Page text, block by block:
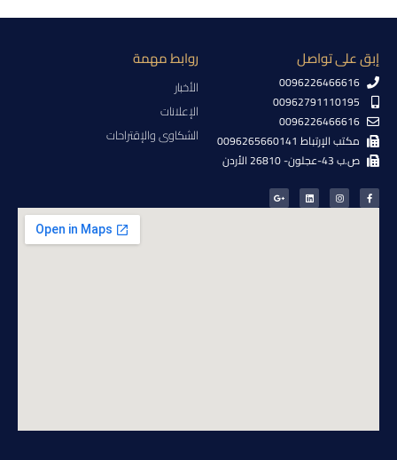
إبق على تواصل
0096226466616
00962791110195
0096226466616
مكتب الإرتباط 0096265660141
ص.ب 43-عجلون- 26810 الأردن
روابط مهمة
الأخبار
الإعلانات
الشكاوى والإقتراحات